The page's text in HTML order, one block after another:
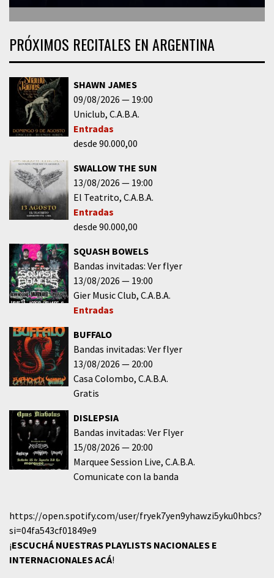
PRÓXIMOS RECITALES EN ARGENTINA
SHAWN JAMES
09/08/2026
19:00
Uniclub C.A.B.A.
Entradas
desde 90.000,00
SWALLOW THE SUN
13/08/2026
19:00
El Teatrito C.A.B.A.
Entradas
desde 90.000,00
SQUASH BOWELS
Bandas invitadas: Ver flyer
13/08/2026
19:00
Gier Music Club C.A.B.A.
Entradas
BUFFALO
Bandas invitadas: Ver flyer
13/08/2026
20:00
Casa Colombo C.A.B.A.
Gratis
DISLEPSIA
Bandas invitadas: Ver Flyer
15/08/2026
20:00
Marquee Session Live C.A.B.A.
Comunicate con la banda
https://open.spotify.com/user/fryek7yen9yhawzi5yku0hbcs?
si=04fa543cf01849e9
¡ESCUCHÁ NUESTRAS PLAYLISTS NACIONALES E
INTERNACIONALESACÁ!